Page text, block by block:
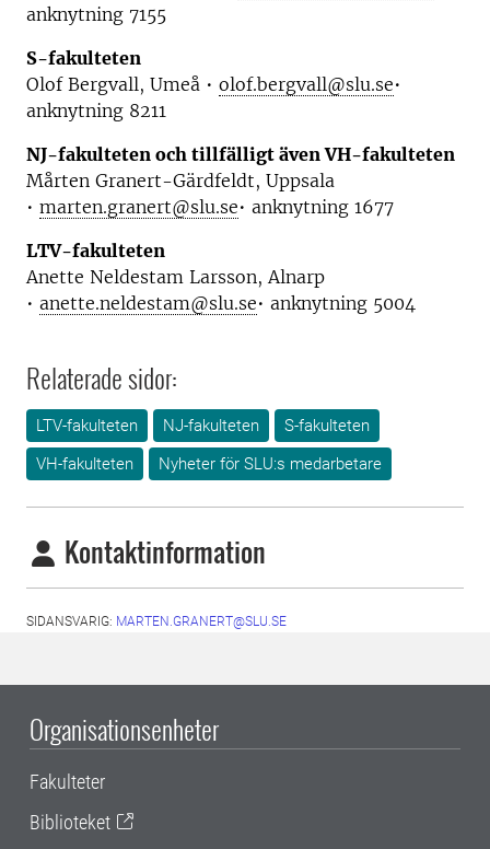
anknytning 7155
S-fakulteten
Olof Bergvall, Umeå • olof.bergvall@slu.se•
anknytning 8211
NJ-fakulteten och tillfälligt även VH-fakulteten
Mårten Granert-Gärdfeldt, Uppsala
• marten.granert@slu.se• anknytning 1677
LTV-fakulteten
Anette Neldestam Larsson, Alnarp
• anette.neldestam@slu.se• anknytning 5004
Relaterade sidor:
LTV-fakulteten NJ-fakulteten
S-fakulteten
VH-fakulteten
Nyheter för SLU:s medarbetare
Kontaktinformation
SIDANSVARIG: MARTEN.GRANERT@SLU.SE
Organisationsenheter
Fakulteter
Biblioteket